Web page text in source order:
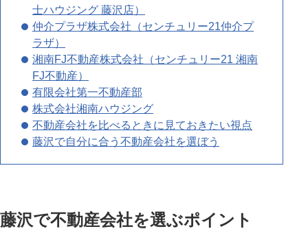
士ハウジング 藤沢店）
仲介プラザ株式会社（センチュリー21仲介プ
ラザ）
湘南FJ不動産株式会社（センチュリー21 湘南
FJ不動産）
有限会社第一不動産部
株式会社湘南ハウジング
不動産会社を比べるときに見ておきたい視点
藤沢で自分に合う不動産会社を選ぼう
藤沢で不動産会社を選ぶポイント